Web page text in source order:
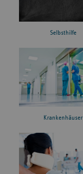
Selbsthilfe
Krankenhäuser